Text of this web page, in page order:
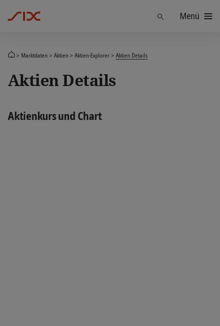
FindenMenü
Marktdaten Aktien Aktien-Explorer Aktien Details
Aktien Details
Aktienkurs und Chart